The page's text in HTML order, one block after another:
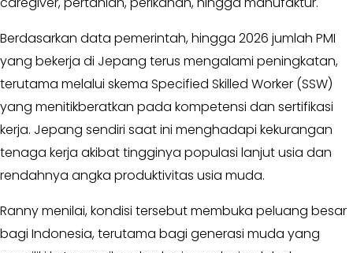
-
Kabar
Kader
Kabar
Kabar
Kabinet
Berdasarkan data pemerintah, hingga 2026 jumlah PMI
yang bekerja di Jepang terus mengalami peningkatan,
terutama melalui skema Specified Skilled Worker (SSW)
yang menitikberatkan pada kompetensi dan sertifikasi
kerja. Jepang sendiri saat ini menghadapi kekurangan
tenaga kerja akibat tingginya populasi lanjut usia dan
rendahnya angka produktivitas usia muda.
Ranny menilai, kondisi tersebut membuka peluang besar
bagi Indonesia, terutama bagi generasi muda yang